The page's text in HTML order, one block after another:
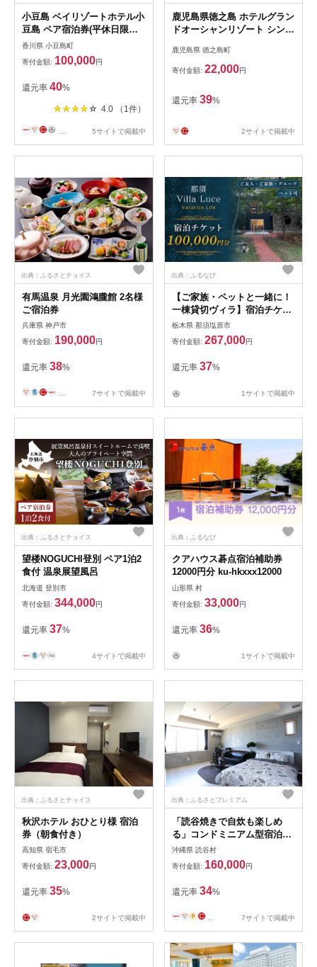
小豆島 ベイリゾートホテル小
豆島 ペア宿泊券(平休日限定)
オーシャンビュー
香川県 小豆島町
寄付金額: 100,000円
還元率 40%
4.0 （1件）
5サイトで掲載中
鹿児島県徳之島 ホテルグラン
ドオーシャンリゾート シング
鹿児島県 徳之島町
寄付金額: 22,000円
還元率 39%
2サイトで掲載中
出典：ふるさとチョイス
有馬温泉 月光園鴻朧館 2名様
ご宿泊券
兵庫県 神戸市
寄付金額: 190,000円
還元率 38%
7サイトで掲載中
出典：ふるなび
【ご家族・ペットと一緒に！
一棟貸切ヴィラ】宿泊チケッ
ト（10万円分） 1枚 ns144-
栃木県 那須塩原市
寄付金額: 267,000円
還元率 37%
1サイトで掲載中
出典：ふるさとチョイス
望楼NOGUCHI登別 ペア1泊2
食付 温泉展望風呂
北海道 登別市
寄付金額: 344,000円
還元率 37%
4サイトで掲載中
出典：ふるなび
クアハウス碁点宿泊補助券
12000円分 ku-hkxxx12000
山形県 村
寄付金額: 33,000円
還元率 36%
1サイトで掲載中
出典：ふるさとチョイス
秋沢ホテル おひとり様 宿泊
券（朝食付き）
高知県 宿毛市
寄付金額: 23,000円
還元率 35%
2サイトで掲載中
出典：ふるさとプレミアム
「読谷焼きで自炊も楽しめ
る」コンドミニアム型宿泊施
設２泊３日（ペア）
沖縄県 読谷村
寄付金額: 160,000円
還元率 34%
7サイトで掲載中